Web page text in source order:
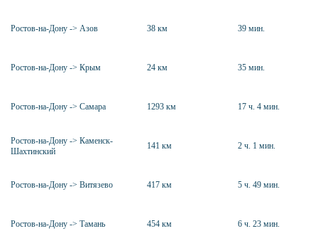
Ростов-на-Дону -> Азов 38 км 39 мин.
Ростов-на-Дону -> Крым 24 км 35 мин.
Ростов-на-Дону -> Самара 1293 км 17 ч. 4 мин.
Ростов-на-Дону -> Каменск-
Шахтинский
141 км 2 ч. 1 мин.
Ростов-на-Дону -> Витязево 417 км 5 ч. 49 мин.
Ростов-на-Дону -> Тамань 454 км 6 ч. 23 мин.